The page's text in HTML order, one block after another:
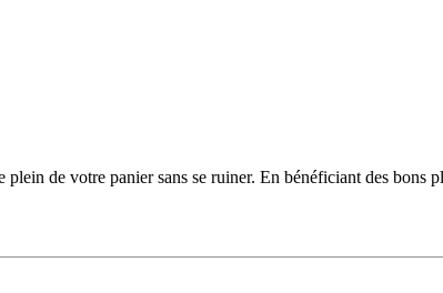
de votre panier sans se ruiner. En bénéficiant des bons